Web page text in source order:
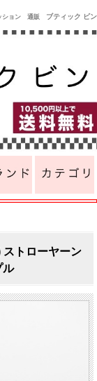
ション 通販 ブティック ビン
トローヤーン
ル